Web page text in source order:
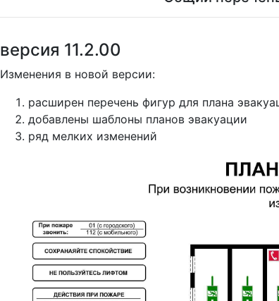
версия 11.2.00
Изменения в новой версии:
расширен перечень фигур для плана
добавлены шаблоны планов эвакуации
ряд мелких изменений